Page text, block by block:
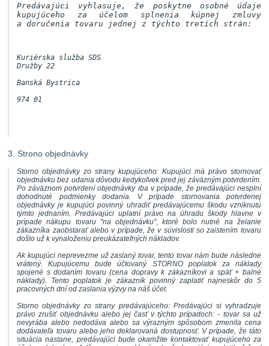
Predávajúci vyhlasuje, že poskytne osobné údaje
kupujúceho za účelom splnenia kúpnej zmluvy
a doručenia tovaru jednej z týchto tretích strán:
Kuriérska služba SDS
Družby 22
Banská Bystrica
974 01
3. Strono objednávky
Storno objednávky zo strany kupujúceho: Kupujúci má právo stornovať
objednávku bez udania dôvodu kedykoľvek pred jej záväzným potvrdením.
Po záväznom potvrdení objednávky iba v prípade, že predávajúci nesplní
dohodnuté podmienky dodania. V prípade stornovania potvrdenej
objednávky je kupujúci povinný uhradiť predávajúcemu škodu vzniknutú
týmto jednaním. Predávajúci uplatní právo na úhradu škody hlavne v
prípade nákupu tovaru "na objednávku", ktoré bolo nutné na želanie
zákazníka zaobstarať alebo v prípade, že v súvislosti so zaistením tovaru
došlo už k vynaloženiu preukázateľných nákladov.
Ak kupujúci neprevezme už zaslaný tovar, tento tovar nám bude následne
vrátený. Kupujúcemu bude účtovaný STORNO poplatok za náklady
spojené s dodaním tovaru (cena dopravy k zákazníkovi a späť + balné
náklady). Tento poplatok je zákazník povinný zaplatiť najneskôr do 5
pracovných dní od zaslania výzvy na náš účet.
Storno objednávky zo strany predávajúceho: Predávajúci si vyhradzuje
právo zrušiť objednávku alebo jej časť v týchto prípadoch: - tovar sa už
nevyrába alebo nedodáva alebo sa výrazným spôsobom zmenila cena
dodávateľa tovaru alebo jeho deklarovaná dostupnosť. V prípade, že táto
situácia nastane, predávajúci bude okamžite kontaktovať kupujúceho za